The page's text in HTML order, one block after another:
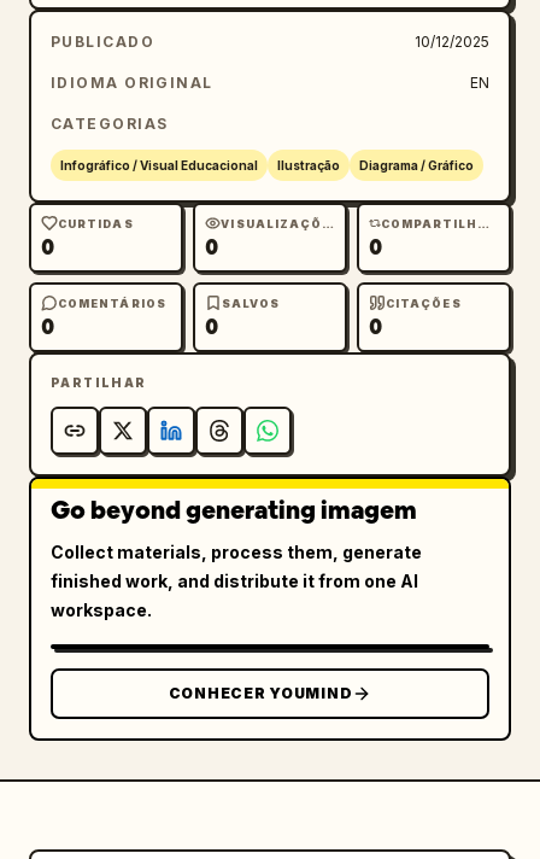
PUBLICADO 10/12/2025
IDIOMA ORIGINAL EN
CATEGORIAS
Infográfico / Visual Educacional Ilustração Diagrama / Gráfico
CURTIDAS
0
VISUALIZAÇÕES
0
COMPARTILHAMENTOS
0
COMENTÁRIOS
0
SALVOS
0
CITAÇÕES
0
PARTILHAR
Go beyond generating imagem
Collect materials, process them, generate
finished work, and distribute it from one AI
workspace.
CONHECER YOUMIND